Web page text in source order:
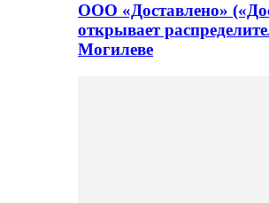
ООО «Доставлено»
открывает
Могилеве